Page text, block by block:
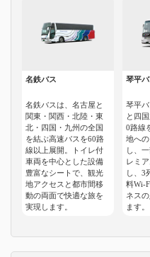
名鉄バス
名鉄バスは、名古屋と
関東・関西・北陸・東
北・四国・九州の全国
を結ぶ高速バスを60路
線以上展開。トイレ付
車両を中心とした設備
豊富なシートで、観光
地アクセスと都市間移
動の両面で快適な旅を
実現します。
琴平バ
琴平
と四
0路線
地へ
し、
レミ
し、3
料Wi-
ネス
ます。